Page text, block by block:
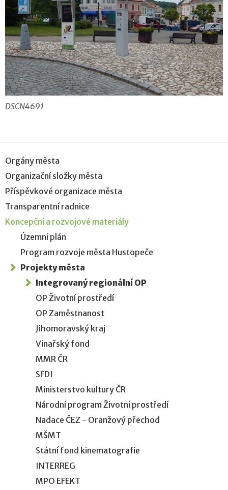
DSCN4691
Orgány města
Organizační složky města
Příspěvkové organizace města
Transparentní radnice
Koncepční a rozvojové materiály
Územní plán
Program rozvoje města Hustopeče
Projekty města
Integrovaný regionální OP
OP Životní prostředí
OP Zaměstnanost
Jihomoravský kraj
Vinařský fond
MMR ČR
SFDI
Ministerstvo kultury ČR
Národní program Životní prostředí
Nadace ČEZ - Oranžový přechod
MŠMT
Státní fond kinematografie
INTERREG
MPO EFEKT